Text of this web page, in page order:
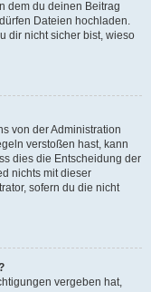
dem du deinen Beitrag
Dateien hochladen.
dir nicht sicher bist, wieso
von der Administration
verstoßen hast, kann
dies die Entscheidung der
nichts mit dieser
sofern du die nicht
vergeben hat,